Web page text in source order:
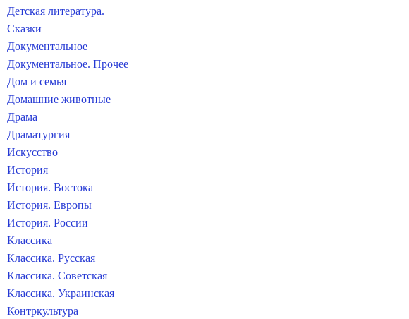
Детская литература.
Сказки
Документальное
Документальное. Прочее
Дом и семья
Домашние животные
Драма
Драматургия
Искусство
История
История. Востока
История. Европы
История. России
Классика
Классика. Русская
Классика. Советская
Классика. Украинская
Контркультура